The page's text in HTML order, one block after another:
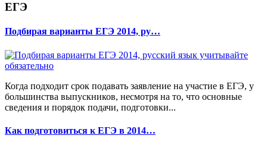
ЕГЭ
Подбирая варианты ЕГЭ 2014, ру…
Когда подходит срок подавать заявление на участие в ЕГЭ, у
большинства выпускников, несмотря на то, что основные
сведения и порядок подачи, подготовки...
Как подготовиться к ЕГЭ в 2014…